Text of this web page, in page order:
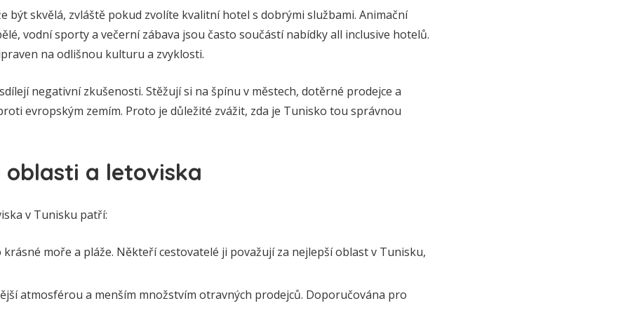
být skvělá, zvláště pokud zvolíte kvalitní hotel s dobrými službami. Animační
vodní sporty a večerní zábava jsou často součástí nabídky all inclusive hotelů.
na odlišnou kulturu a zvyklosti.
negativní zkušenosti. Stěžují si na špínu v městech, dotěrné prodejce a
evropským zemím. Proto je důležité zvážit, zda je Tunisko tou správnou
oblasti a letoviska
v Tunisku patří:
krásné moře a pláže. Někteří cestovatelé ji považují za nejlepší oblast v Tunisku,
atmosférou a menším množstvím otravných prodejců. Doporučována pro